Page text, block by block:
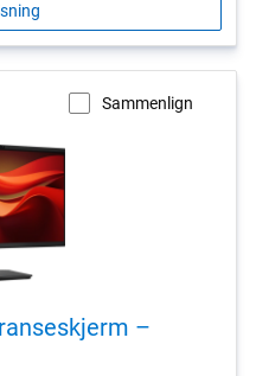
Sammenlign
–